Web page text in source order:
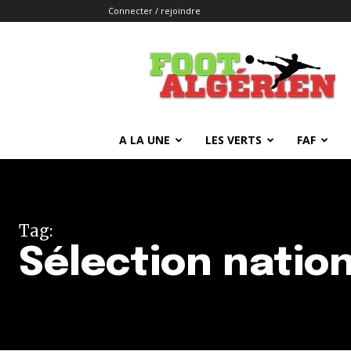
Connecter / rejoindre
FOOTALGERIEN
A LA UNE LES VERTS FAF
Tag:
Sélection